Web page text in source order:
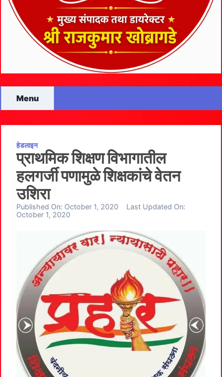
Menu
हेडलाइन
प्राथमिक शिक्षण विभागातील
हलगर्जी पणामुळे शिक्षकांचे वेतन
उशिरा
Published On: October 1, 2020
Last Updated On:
October 1, 2020